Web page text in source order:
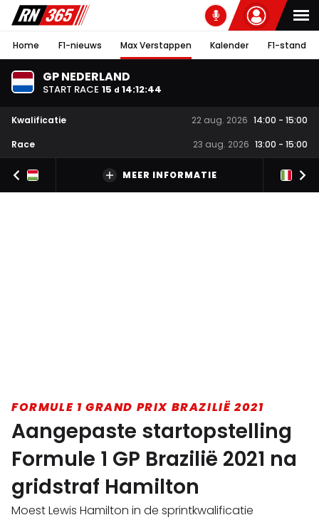
Home F1-nieuws Max Verstappen Kalender F1-stand
GP NEDERLAND
START RACE 15 d 14:12:43
Kwalificatie 22 aug. 2026 14:00 - 15:00
Race
23 aug. 2026 13:00 - 15:00
MEER INFORMATIE
FORMULE 1 GRAND PRIX BRAZILIË 2021
Aangepaste startopstelling
Formule 1 GP Brazilië 2021 na
gridstraf Hamilton
Moest Lewis Hamilton in de sprintkwalificatie